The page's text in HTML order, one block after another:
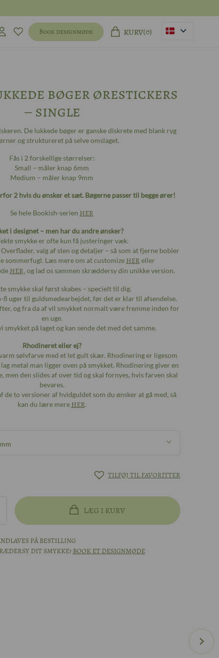
Book designmøde KURV(0)
bøger ørestickers
– single
De lukkede bøger er ganske diskrete med blank ryg
og struktureret på selve omslaget.
Fås i 2 forskellige størrelser:
Small – måler knap 6mm
Medium – måler knap 9mm
2 hvis du ønsker et sæt. Bøgerne passer til begge ører!
Se hele Bookish-serien HER
i designet – men har du andre ønsker?
smykke er ofte kun få justeringer væk.
valg af sten og detaljer – så som at fjerne bobler
sommerfugl. Læs mere om at customize HER eller
HER, og lad os sammen skræddersy din unikke version.
smykke skal først skabes – specielt til dig.
8 uger til guldsmedearbejdet, før det er klar til afsendelse.
og fra da af vil smykket normalt være fremme inden for
en uge.
smykket på laget og kan sende det med det samme.
Rhodineret eller ej?
sølvfarve med et let gult skær. Rhodinering er ligesom
metal man ligger oven på smykket. Rhodinering giver en
men den slides af over tid og skal fornyes, hvis farven skal
bevares.
de to versioner af hvidguldet som du ønsker at gå med, så
kan du lære mere HER.
9mm
TILFØJ TIL FAVORITTER
LÆG I KURV
PÅ BESTILLING
DIT SMYKKE? BOOK ET DESIGNMØDE